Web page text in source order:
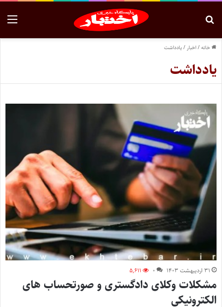
خانه/اخبار /یادداشت
یادداشت
۳۱ اردیبهشت ۱۴۰۳ ۰ ۵,۶۱۱
مشکلات وکلای دادگستری و صورتحساب‌ های
الکترونیکی